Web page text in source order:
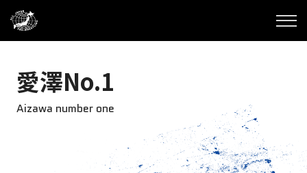
愛澤No.1
Aizawa number one